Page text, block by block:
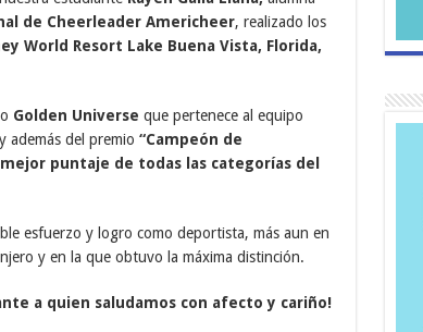
de Cheerleader Americheer, realizado los
World Resort Lake Buena Vista, Florida,
Golden Universe que pertenece al equipo
además del premio “Campeón de
puntaje de todas las categorías del
esfuerzo y logro como deportista, más aun en
y en la que obtuvo la máxima distinción.
a quien saludamos con afecto y cariño!